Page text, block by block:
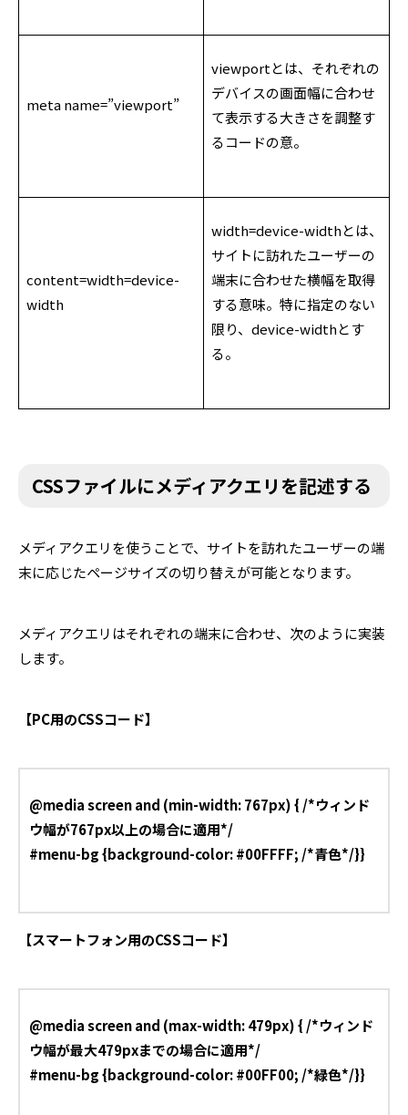
meta name=”viewport”
viewportとは、それぞれの
デバイスの画面幅に合わせ
て表示する大きさを調整す
るコードの意。
content=width=device-
width
width=device-widthとは、
サイトに訪れたユーザーの
端末に合わせた横幅を取得
する意味。特に指定のない
限り、device-widthとす
る。
CSSファイルにメディアクエリを記述する
メディアクエリを使うことで、サイトを訪れたユーザーの端
末に応じたページサイズの切り替えが可能となります。
メディアクエリはそれぞれの端末に合わせ、次のように実装
します。
【PC用のCSSコード】
@media screen and (min-width: 767px) { /*ウィンド
ウ幅が767px以上の場合に適用*/
#menu-bg {background-color: #00FFFF; /*青色*/}}
【スマートフォン用のCSSコード】
@media screen and (max-width: 479px) { /*ウィンド
ウ幅が最大479pxまでの場合に適用*/
#menu-bg {background-color: #00FF00; /*緑色*/}}